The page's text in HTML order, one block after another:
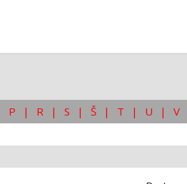
P | R | S | Š | T | U | V